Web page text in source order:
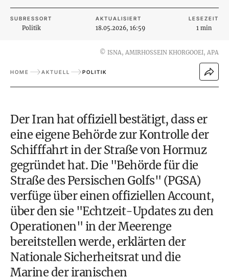
SUBRESSORT
Politik
AKTUALISIERT
18.05.2026, 16:59
LESEZEIT
1 min
© ISNA, AMIRHOSSEIN KHORGOOEI, APA
HOME AKTUELL POLITIK
Der Iran hat offiziell bestätigt, dass er
eine eigene Behörde zur Kontrolle der
Schifffahrt in der Straße von Hormuz
gegründet hat. Die "Behörde für die
Straße des Persischen Golfs" (PGSA)
verfüge über einen offiziellen Account,
über den sie "Echtzeit-Updates zu den
Operationen" in der Meerenge
bereitstellen werde, erklärten der
Nationale Sicherheitsrat und die
Marine der iranischen